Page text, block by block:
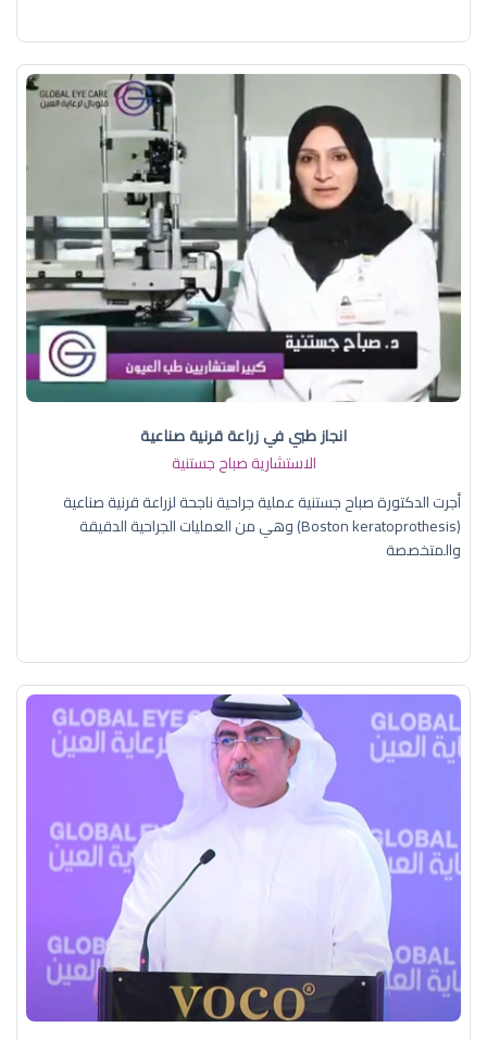
انجاز طبي في زراعة قرنية صناعية
الاستشارية صباح جستنية
أجرت الدكتورة صباح جستنية عملية جراحية ناجحة لزراعة قرنية صناعية
(Boston keratoprothesis) وهي من العمليات الجراحية الدقيقة
والمتخصصة